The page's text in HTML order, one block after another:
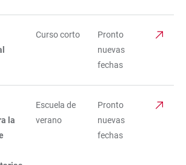
Curso corto
Pronto
nuevas
fechas
la
Escuela de
verano
Pronto
nuevas
fechas